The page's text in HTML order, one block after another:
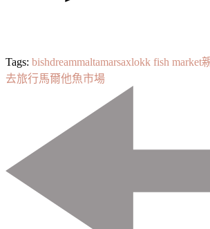
Tags: bishdreammaltamarsaxlokk fish market
去旅行馬爾他魚市場
Navigation